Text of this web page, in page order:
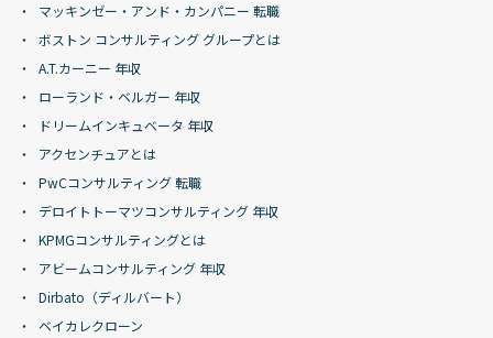
マッキンゼー・アンド・カンパニー 転職
ボストン コンサルティング グループとは
A.T.カーニー 年収
ローランド・ベルガー 年収
ドリームインキュベータ 年収
アクセンチュアとは
PwCコンサルティング 転職
デロイトトーマツコンサルティング 年収
KPMGコンサルティングとは
アビームコンサルティング 年収
Dirbato（ディルバート）
ベイカレクローン